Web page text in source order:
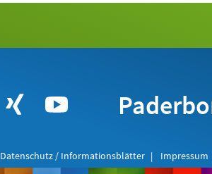
Datenschutz / Informationsblätter Impressum